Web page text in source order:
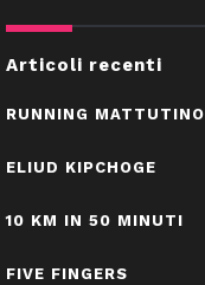
Articoli recenti
RUNNING MATTUTINO
ELIUD KIPCHOGE
10 KM IN 50 MINUTI
FIVE FINGERS